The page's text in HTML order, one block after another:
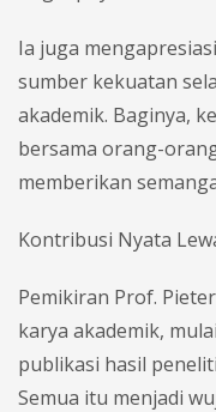
Ia juga
sumber kekuatan
akademik. Baginya,
bersama orang-
memberikan
Kontribusi Nyata
Pemikiran Prof.
karya akademik,
publikasi hasil
Semua itu menjadi